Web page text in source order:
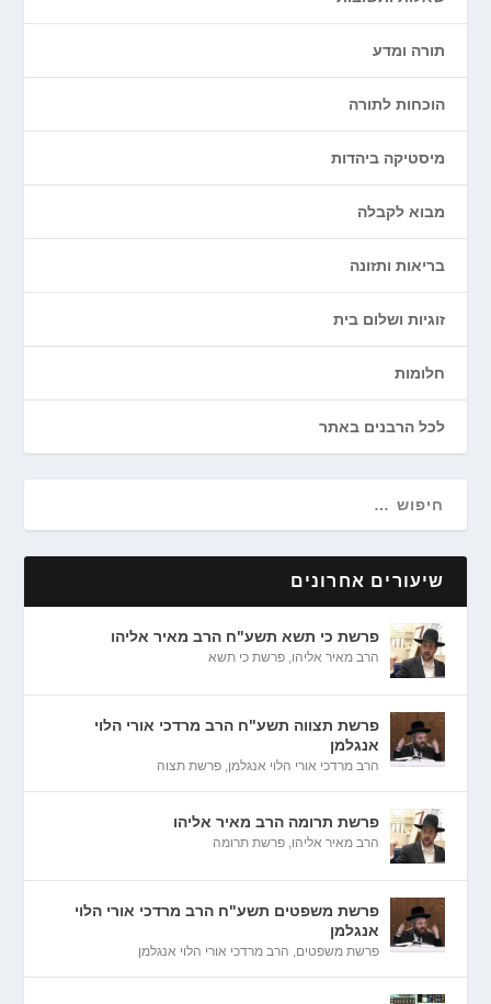
תורה ומדע
הוכחות לתורה
מיסטיקה ביהדות
מבוא לקבלה
בריאות ותזונה
זוגיות ושלום בית
חלומות
לכל הרבנים באתר
שיעורים אחרונים
פרשת כי תשא תשע"ח הרב מאיר אליהו
הרב מאיר אליהו,פרשת כי תשא
פרשת תצווה תשע"ח הרב מרדכי אורי הלוי
אנגלמן
הרב מרדכי אורי הלוי אנגלמן,פרשת תצוה
פרשת תרומה הרב מאיר אליהו
הרב מאיר אליהו,פרשת תרומה
פרשת משפטים תשע"ח הרב מרדכי אורי הלוי
אנגלמן
פרשת משפטים, הרב מרדכי אורי הלוי אנגלמן